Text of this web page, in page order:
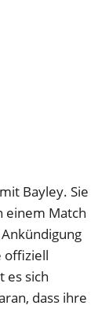
Bayley. Sie
einem Match
offiziell
es sich
dass ihre